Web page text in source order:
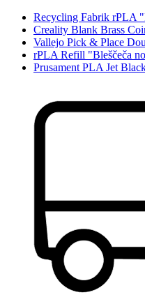
Recycling Fabrik rPLA
Creality Blank Brass
Vallejo Pick & Place
rPLA Refill "Bleščeča
Prusament PLA Jet